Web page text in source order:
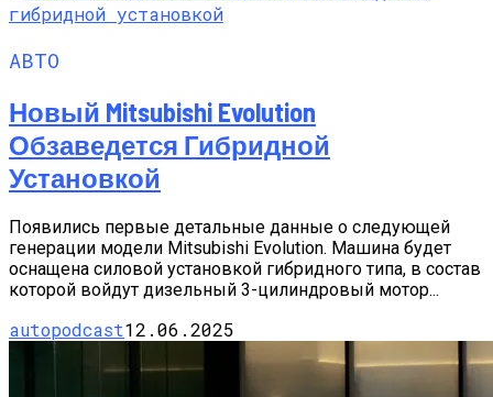
АВТО
Новый Mitsubishi Evolution
Обзаведется Гибридной
Установкой
Появились первые детальные данные о следующей
генерации модели Mitsubishi Evolution. Машина будет
оснащена силовой установкой гибридного типа, в состав
которой войдут дизельный 3-цилиндровый мотор...
autopodcast12.06.2025